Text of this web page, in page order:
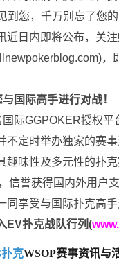
到您，千万别忘了您
近日内即将公布，关
)，
国际高手进行对战！
际GGPOKER授权平
不定时举办独家的赛
趣味性及多元性的扑
信誉获得国内外用户
同享受与国际扑克高手
EV扑克战队行列(
克WSOP赛事资讯与